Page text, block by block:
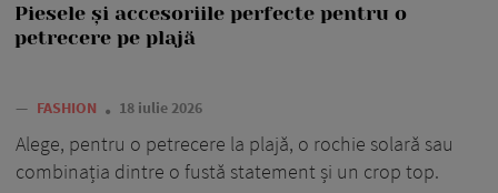
Piesele și accesoriile perfecte pentru o
petrecere pe plajă
— FASHION 18 iulie 2026
Alege, pentru o petrecere la plajă, o rochie solară sau
combinația dintre o fustă statement și un crop top.